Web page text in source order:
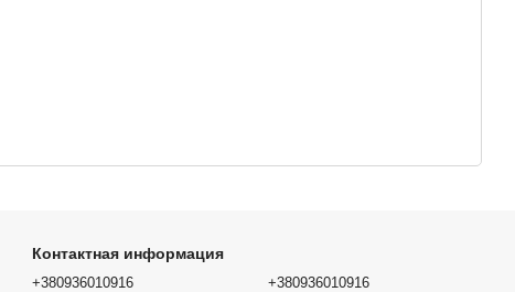
Контактная информация
+380936010916
+380936010916